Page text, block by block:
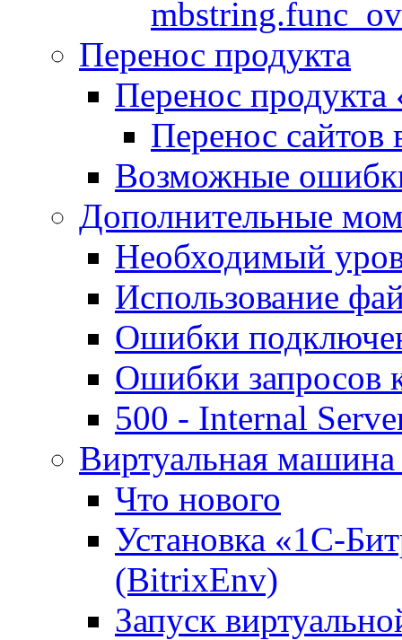
Перенос продукта
Перенос продукта
Перенос сайтов
Возможные
Дополнительные
Необходимый
Использование
Ошибки
Ошибки запросов
500 - Internal
Виртуальная
Что нового
Установка «1С-
(BitrixEnv)
Запуск